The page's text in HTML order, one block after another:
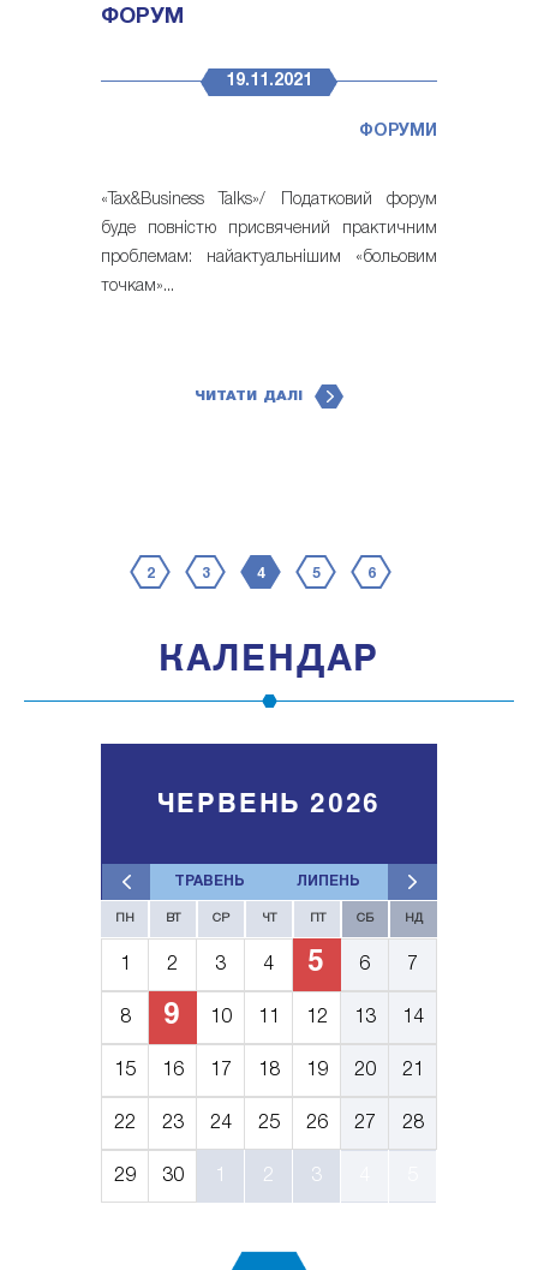
ФОРУМ
19.11.2021
ФОРУМИ
«Tax&Business Talks»/ Податковий форум
буде повністю присвячений практичним
проблемам: найактуальнішим «больовим
точкам»...
ЧИТАТИ ДАЛІ
2 3 4 5 6
КАЛЕНДАР
ТРАВЕНЬ ЛИПЕНЬ
ЧЕРВЕНЬ 2026
ПН ВТ СР ЧТ СБ НД
2 3 4 5 6 7
8 9 10 12 13 14
15 16 17 18 19 20 21
22 23 24 25 26 27 28
29 30 2 3